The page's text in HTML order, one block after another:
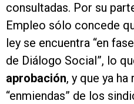
consultadas. Por su
Empleo sólo concede
ley se encuentra “en
de Diálogo Social”, lo
aprobación, y que ya
“enmiendas” de los